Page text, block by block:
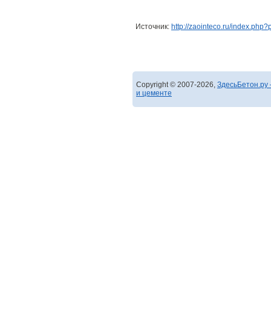
Источник: http://zaointeco.ru/
Copyright © 2007-2026,
и цементе